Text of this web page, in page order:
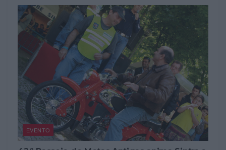
EVENTO